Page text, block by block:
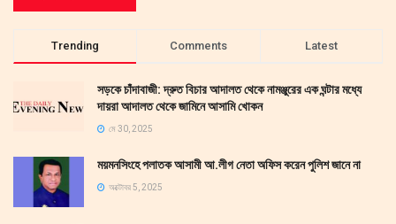
Trending Comments Latest
সড়কে চাঁদাবাজী: দ্রুত বিচার আদালত থেকে নামঞ্জুরের এক ঘন্টার মধ্যে
দায়রা আদালত থেকে জামিনে আসামি খোকন
মে 30, 2025
ময়মনসিংহে পলাতক আসামী আ.লীগ নেতা অফিস করেন পুলিশ জানে না
অক্টোবর 5, 2025